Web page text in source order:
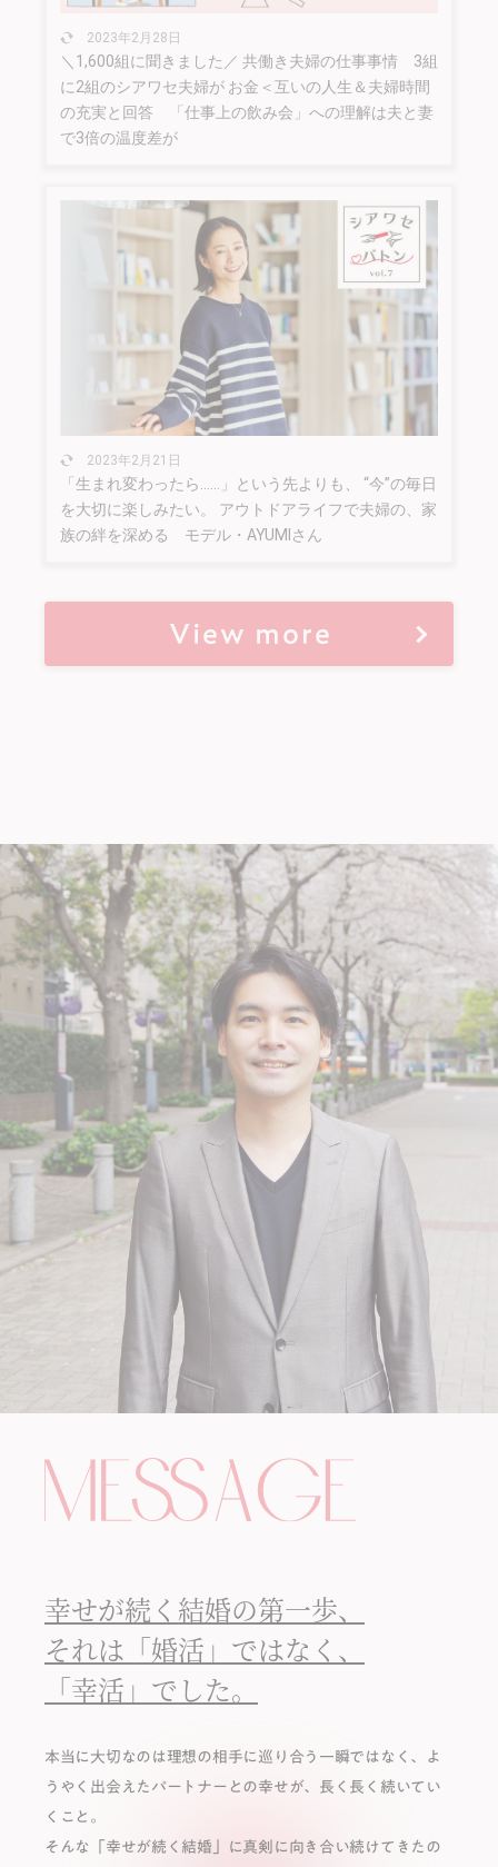
2023年2月28日
＼1,600組に聞きました／ 共働き夫婦の仕事事情 3組
に2組のシアワセ夫婦が お金＜互いの人生＆夫婦時間
の充実と回答 「仕事上の飲み会」への理解は夫と妻
で3倍の温度差が
2023年2月21日
「生まれ変わったら……」という先よりも、 “今”の毎日
を大切に楽しみたい。 アウトドアライフで夫婦の、家
族の絆を深める モデル・AYUMIさん
幸せが続く結婚の第⼀歩、
それは「婚活」ではなく、
「幸活」でした。
本当に⼤切なのは理想の相⼿に巡り合う⼀瞬ではなく、よ
うやく出会えたパートナーとの幸せが、⻑く⻑く続いてい
くこと。
そんな「幸せが続く結婚」に真剣に向き合い続けてきたの